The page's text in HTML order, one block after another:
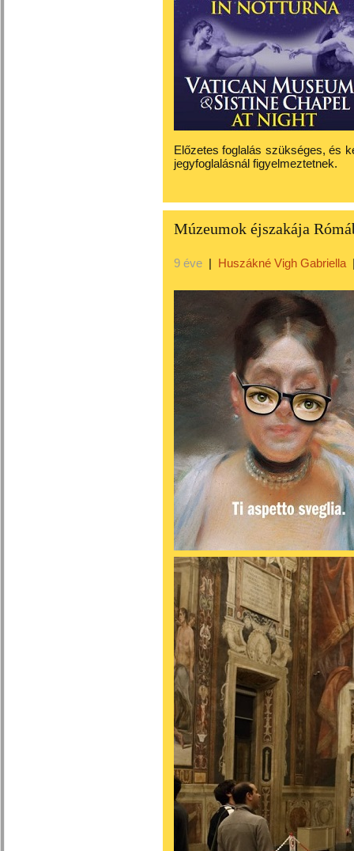
Előzetes foglalás szükséges, és
jegyfoglalásnál figyelmeztetnek.
Múzeumok éjszakája
9 éve | Huszákné Vigh Gabriella